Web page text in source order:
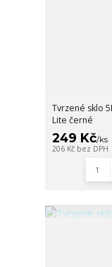
Tvrzené sklo
Lite černé
249 Kč/ks
206 Kč bez DPH